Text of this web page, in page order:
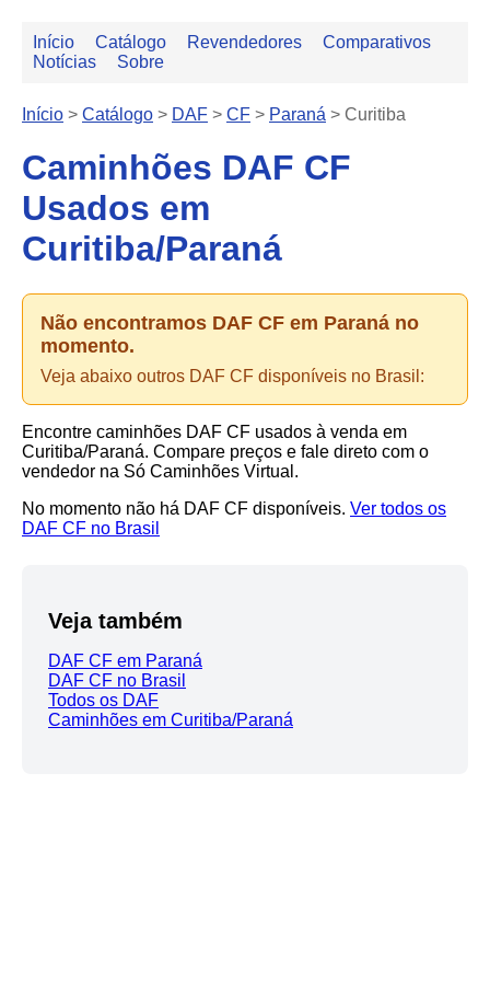
Início Catálogo Revendedores
Comparativos
Notícias
Sobre
Início > Catálogo > DAF > CF > Paraná > Curitiba
Caminhões DAF CF
Usados em
Curitiba/Paraná
Não encontramos DAF CF em Paraná no
momento.
Veja abaixo outros DAF CF disponíveis no Brasil:
Encontre caminhões DAF CF usados à venda em
Curitiba/Paraná. Compare preços e fale direto com o
vendedor na Só Caminhões Virtual.
No momento não há DAF CF disponíveis. Ver todos os
DAF CF no Brasil
Veja também
DAF CF em Paraná
DAF CF no Brasil
Todos os DAF
Caminhões em Curitiba/Paraná